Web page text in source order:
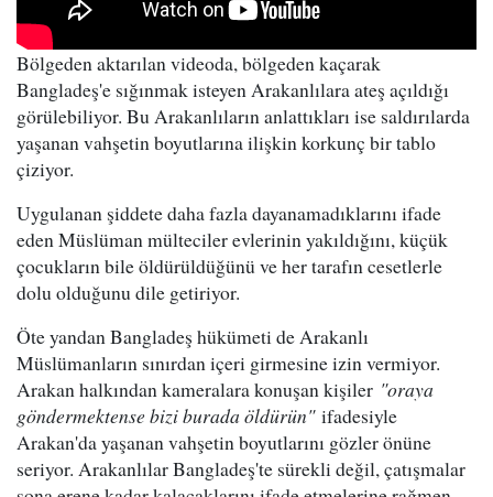
Bölgeden aktarılan videoda, bölgeden kaçarak
Bangladeş'e sığınmak isteyen Arakanlılara ateş açıldığı
görülebiliyor. Bu Arakanlıların anlattıkları ise saldırılarda
yaşanan vahşetin boyutlarına ilişkin korkunç bir tablo
çiziyor.
Uygulanan şiddete daha fazla dayanamadıklarını ifade
eden Müslüman mülteciler evlerinin yakıldığını, küçük
çocukların bile öldürüldüğünü ve her tarafın cesetlerle
dolu olduğunu dile getiriyor.
Öte yandan Bangladeş hükümeti de Arakanlı
Müslümanların sınırdan içeri girmesine izin vermiyor.
Arakan halkından kameralara konuşan kişiler "oraya
göndermektense bizi burada öldürün" ifadesiyle
Arakan'da yaşanan vahşetin boyutlarını gözler önüne
seriyor. Arakanlılar Bangladeş'te sürekli değil, çatışmalar